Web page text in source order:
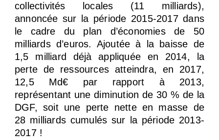
collectivités locales (11 milliards),
annoncée sur la période 2015-2017 dans
le cadre du plan d’économies de 50
milliards d’euros. Ajoutée à la baisse de
1,5 milliard déjà appliquée en 2014, la
perte de ressources atteindra, en 2017,
12,5 Md€ par rapport à 2013,
représentant une diminution de 30 % de la
DGF, soit une perte nette en masse de
28 milliards cumulés sur la période 2013-
2017 !